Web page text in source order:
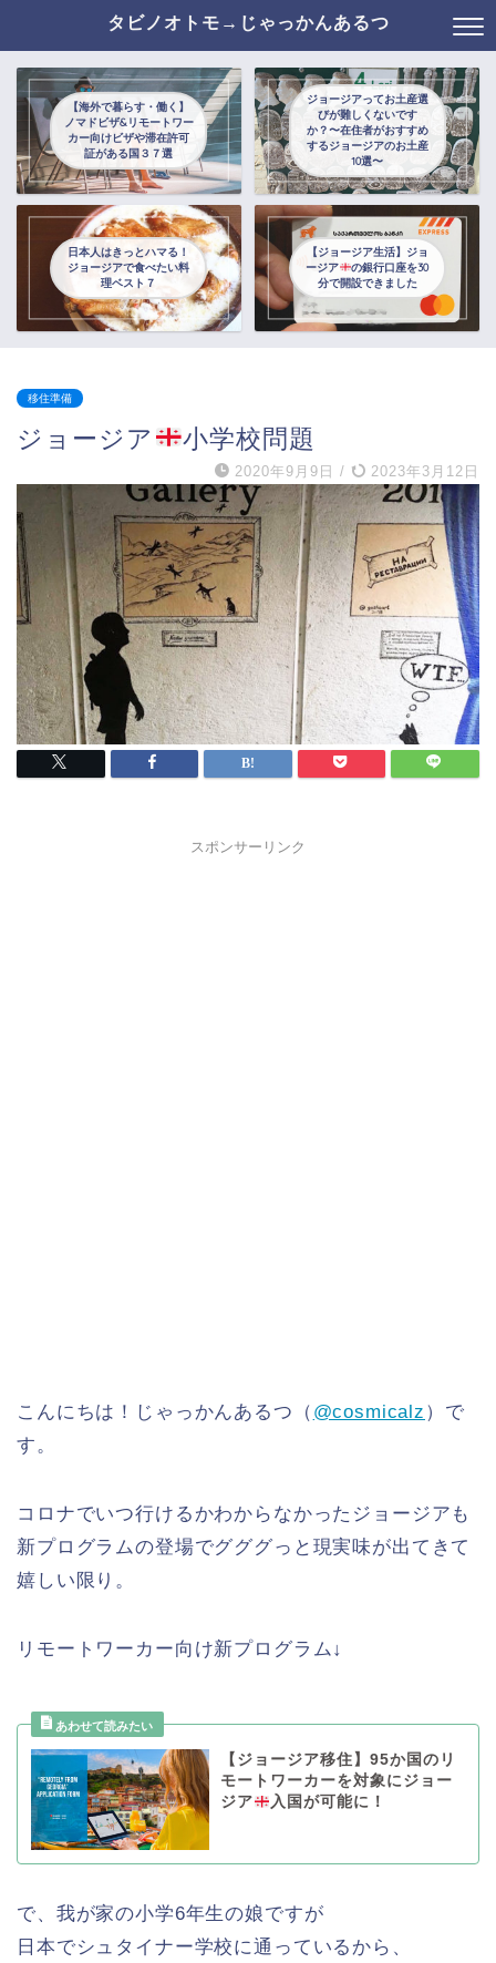
タビノオトモ→じゃっかんあるつ
【海外で暮らす・働く】
ノマドビザ&リモートワー
カー向けビザや滞在許可
証がある国３７選
ジョージアってお土産選
びが難しくないです
か？〜在住者がおすすめ
するジョージアのお土産
10選〜
日本人はきっとハマる！
ジョージアで食べたい料
理ベスト７
【ジョージア生活】ジョ
ージア
の銀行口座を30
分で開設できました
移住準備
ジョージア 小学校問題
2020年9月9日 / 2023年3月12日
スポンサーリンク
こんにちは！じゃっかんあるつ（ @cosmicalz ）で
す。
コロナでいつ行けるかわからなかったジョージアも
新プログラムの登場でグググっと現実味が出てきて
嬉しい限り。
リモートワーカー向け新プログラム↓
【ジョージア移住】95か国のリ
モートワーカーを対象にジョー
ジア
入国が可能に！
で、我が家の小学6年生の娘ですが
日本でシュタイナー学校に通っているから、